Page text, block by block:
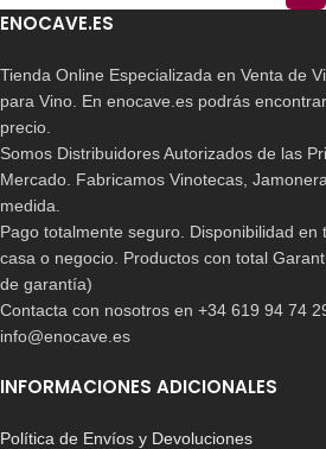
ENOCAVE.ES
Tienda Online Especializada en Venta de
para Vino. En enocave.es podrás
precio.
Somos Distribuidores Autorizados de las
Mercado. Fabricamos Vinotecas,
medida.
Pago totalmente seguro. Disponibilidad en
casa o negocio. Productos con total
de garantía)
Contacta con nosotros en +34 619 94 74
info@enocave.es
INFORMACIONES ADICIONALES
Política de Envíos y Devoluciones